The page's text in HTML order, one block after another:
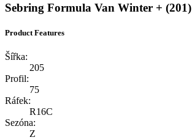
Sebring Formula Van Winter + (201)
Product Features
Šířka:
205
Profil:
75
Ráfek:
R16C
Sezóna:
Z